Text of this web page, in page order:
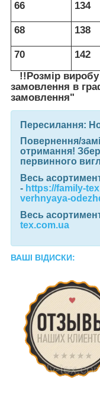
66 134
68 138
70 142
!!Розмір виробу
замовлення в
замовлення"
Пересилання:
Повернення/
отримання!
первинного
Весь
- https://family-
verhnyaya-
Весь
tex.com.ua
ВАШІ ВІДИСКИ: